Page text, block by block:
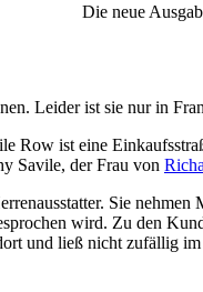
Die neue
Leider ist sie nur in
Row ist eine
Savile, der Frau von
Sie nehmen
wird. Zu den
und ließ nicht zufällig im